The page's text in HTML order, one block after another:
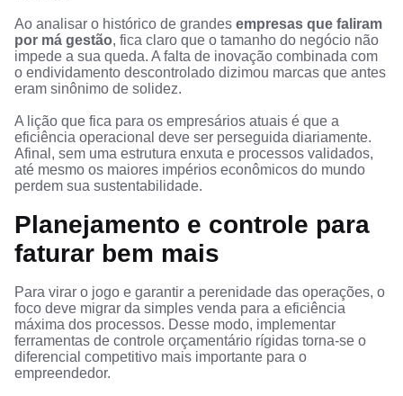
Ao analisar o histórico de grandes empresas que faliram
por má gestão, fica claro que o tamanho do negócio não
impede a sua queda. A falta de inovação combinada com
o endividamento descontrolado dizimou marcas que antes
eram sinônimo de solidez.
A lição que fica para os empresários atuais é que a
eficiência operacional deve ser perseguida diariamente.
Afinal, sem uma estrutura enxuta e processos validados,
até mesmo os maiores impérios econômicos do mundo
perdem sua sustentabilidade.
Planejamento e controle para
faturar bem mais
Para virar o jogo e garantir a perenidade das operações, o
foco deve migrar da simples venda para a eficiência
máxima dos processos. Desse modo, implementar
ferramentas de controle orçamentário rígidas torna-se o
diferencial competitivo mais importante para o
empreendedor.